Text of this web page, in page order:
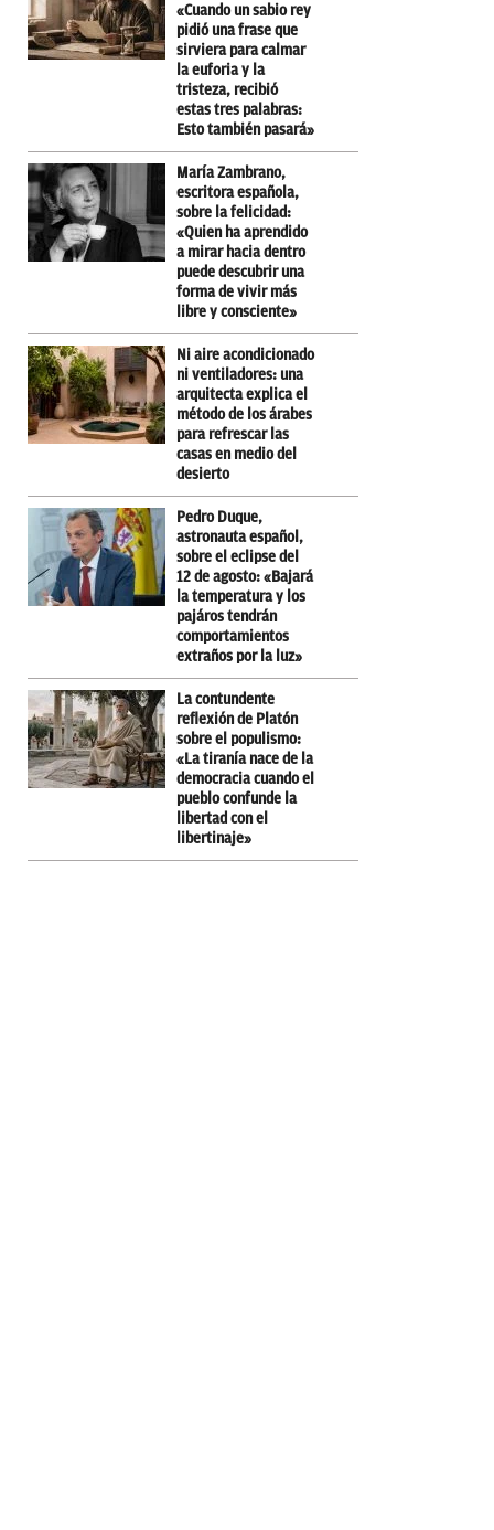
«Cuando un sabio rey
pidió una frase que
sirviera para calmar
la euforia y la
tristeza, recibió
estas tres palabras:
Esto también pasará»
María Zambrano,
escritora española,
sobre la felicidad:
«Quien ha aprendido
a mirar hacia dentro
puede descubrir una
forma de vivir más
libre y consciente»
Ni aire acondicionado
ni ventiladores: una
arquitecta explica el
método de los árabes
para refrescar las
casas en medio del
desierto
Pedro Duque,
astronauta español,
sobre el eclipse del
12 de agosto: «Bajará
la temperatura y los
pajáros tendrán
comportamientos
extraños por la luz»
La contundente
reflexión de Platón
sobre el populismo:
«La tiranía nace de la
democracia cuando el
pueblo confunde la
libertad con el
libertinaje»